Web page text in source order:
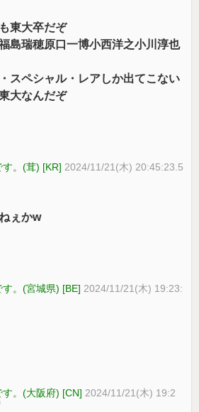
東大卒だぞ
島瑞穂原口一博小西洋之小川淳也
スペシャル・レアしか出てこない
大なんだぞ
。(茸) [KR] 2024/11/21(木) 20:45:23.5
ぇかw
。(宮城県) [BE] 2024/11/21(木) 19:23:
。(大阪府) [CN] 2024/11/21(木) 19:2